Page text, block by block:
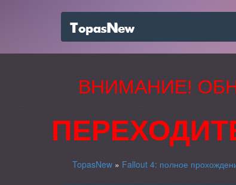
ВНИМАНИЕ!
TopasNew» Fallout 4: полное